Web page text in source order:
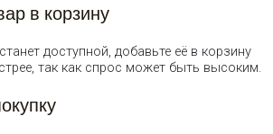
в корзину
доступной, добавьте её в корзину
так как спрос может быть высоким.